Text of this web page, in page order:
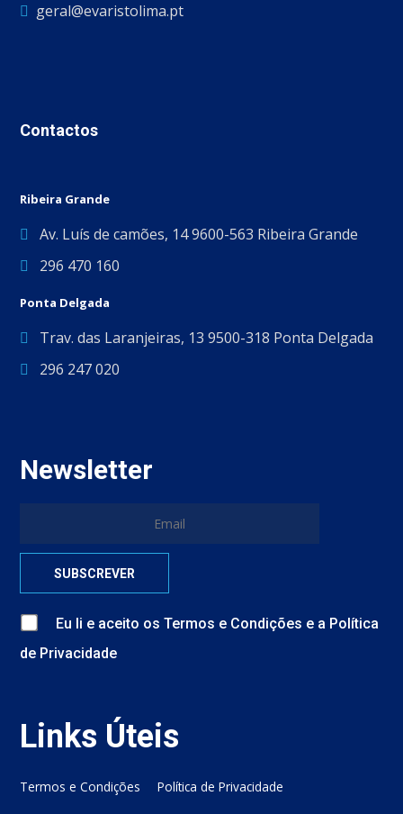
geral@evaristolima.pt
Contactos
Ribeira Grande
Av. Luís de camões, 14 9600-563 Ribeira Grande
296 470 160
Ponta Delgada
Trav. das Laranjeiras, 13 9500-318 Ponta Delgada
296 247 020
Newsletter
Eu li e aceito osTermos e Condições e a Política
de Privacidade
Links Úteis
Termos e Condições Política de Privacidade